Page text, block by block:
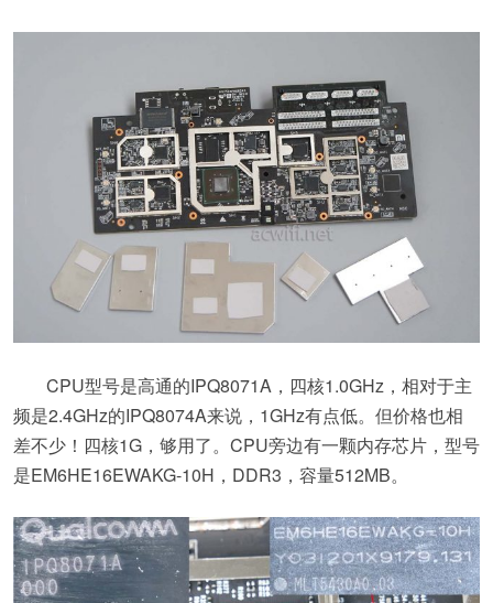
CPU型号是高通的IPQ8071A，四核1.0GHz，相对于主
频是2.4GHz的IPQ8074A来说，1GHz有点低。但价格也相
差不少！四核1G，够用了。CPU旁边有一颗内存芯片，型号
是EM6HE16EWAKG-10H，DDR3，容量512MB。